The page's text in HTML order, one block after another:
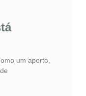
um aperto,